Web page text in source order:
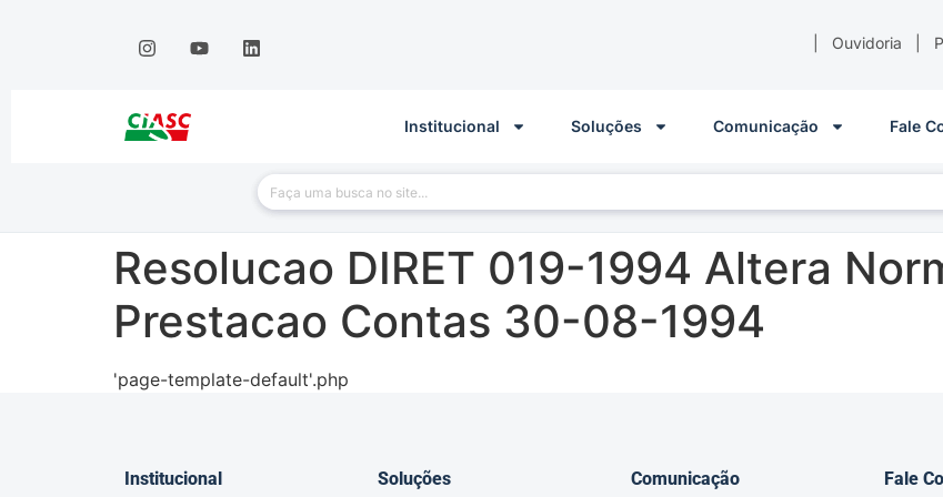
Ouvidoria
Institucional Soluções Comunicação Fale
Resolucao DIRET 019-1994 Altera
Prestacao Contas 30-08-1994
'page-template-default'.php
Institucional Soluções Comunicação Fale